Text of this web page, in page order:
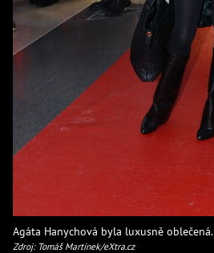
Agáta Hanychová byla luxusně oblečená.
Zdroj: Tomáš Martínek/eXtra.cz